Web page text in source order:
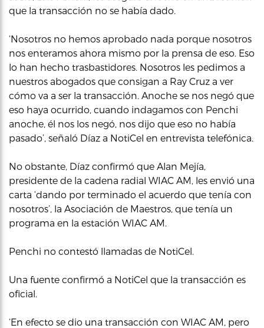
que la transacción no se había dado.
‘Nosotros no hemos aprobado nada porque nosotros
nos enteramos ahora mismo por la prensa de eso. Eso
lo han hecho trasbastidores. Nosotros les pedimos a
nuestros abogados que consigan a Ray Cruz a ver
cómo va a ser la transacción. Anoche se nos negó que
eso haya ocurrido, cuando indagamos con Penchi
anoche, él nos los negó, nos dijo que eso no había
pasado’, señaló Díaz a NotiCel en entrevista telefónica.
No obstante, Díaz confirmó que Alan Mejía,
presidente de la cadena radial WIAC AM, les envió una
carta ‘dando por terminado el acuerdo que tenía con
nosotros’, la Asociación de Maestros, que tenía un
programa en la estación WIAC AM.
Penchi no contestó llamadas de NotiCel.
Una fuente confirmó a NotiCel que la transacción es
oficial.
‘En efecto se dio una transacción con WIAC AM, pero